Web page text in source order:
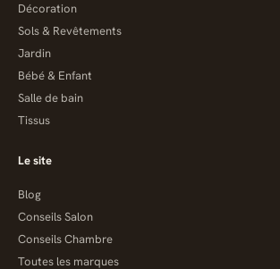
Décoration
Sols & Revêtements
Jardin
Bébé & Enfant
Salle de bain
Tissus
Le site
Blog
Conseils Salon
Conseils Chambre
Toutes les marques